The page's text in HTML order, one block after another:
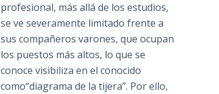
profesional, más allá de los estudios,
se ve severamente limitado frente a
sus compañeros varones, que ocupan
los puestos más altos, lo que se
conoce visibiliza en el conocido
como“diagrama de la tijera”. Por ello,